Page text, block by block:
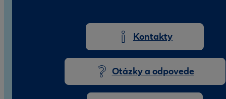
Kontakty
Otázky a odpovede